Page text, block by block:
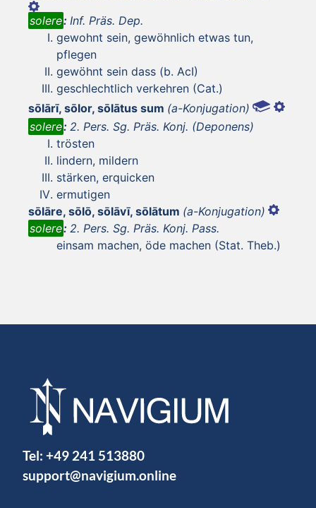
solere: Inf. Präs. Dep.
gewohnt sein, gewöhnlich etwas tun,
pflegen
gewöhnt sein dass (b. AcI)
geschlechtlich verkehren (Cat.)
sōlārī, sōlor, sōlātus sum (a-Konjugation)
solere: 2. Pers. Sg. Präs. Konj. (Deponens)
trösten
lindern, mildern
stärken, erquicken
ermutigen
sōlāre, sōlō, sōlāvī, sōlātum (a-Konjugation)
solere: 2. Pers. Sg. Präs. Konj. Pass.
einsam machen, öde machen (Stat. Theb.)
Tel: +49 241 513880
support@navigium.online